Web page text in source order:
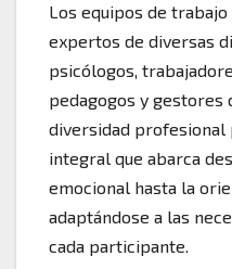
Los equipos de
expertos de diversas
psicólogos,
pedagogos y gestores
diversidad profesional
integral que abarca
emocional hasta la
adaptándose a las
cada participante.